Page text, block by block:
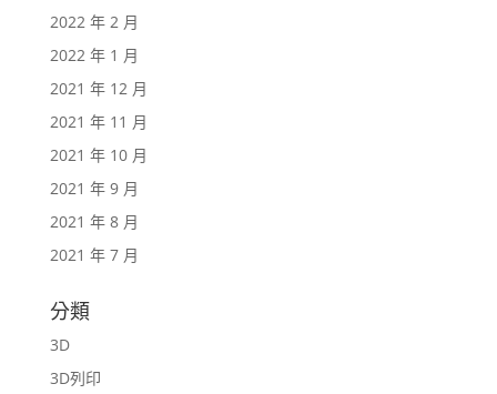
2022 年 2 月
2022 年 1 月
2021 年 12 月
2021 年 11 月
2021 年 10 月
2021 年 9 月
2021 年 8 月
2021 年 7 月
分類
3D
3D列印